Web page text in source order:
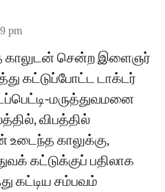
pm
காலுடன் சென்ற இளைஞர்
கட்டுப்போட்ட டாக்டர்
மருத்துவமனை
விபத்தில்
காலுக்கு,
கட்டுக்குப் பதிலாக
கட்டிய சம்பவம்